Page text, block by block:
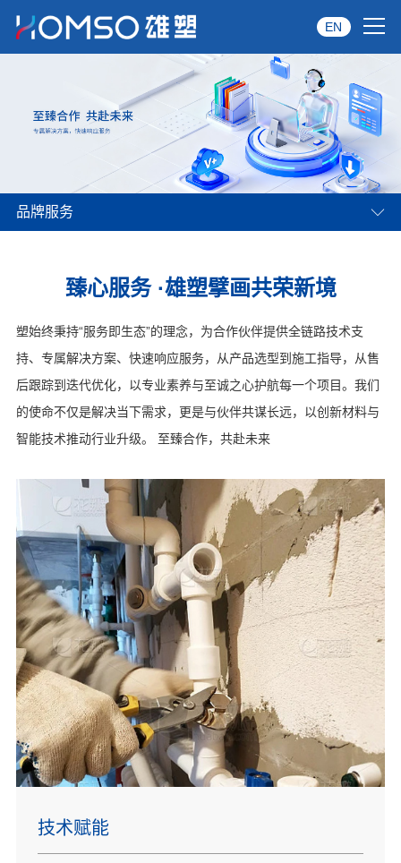
关于雄塑
品牌服务
经销商专区
经典案例
联系我们
EN
品牌服务
臻心服务 ·雄塑擘画共荣新境
塑始终秉持“服务即生态”的理念，为合作伙伴提供全链路技术支
持、专属解决方案、快速响应服务，从产品选型到施工指导，从售
后跟踪到迭代优化，以专业素养与至诚之心护航每一个项目。我们
的使命不仅是解决当下需求，更是与伙伴共谋长远，以创新材料与
智能技术推动行业升级。 至臻合作，共赴未来
系统规划
技术赋能